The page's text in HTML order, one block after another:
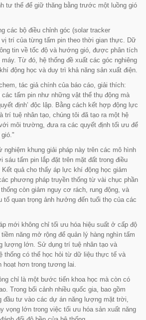
tư thế để giữ thăng bằng trước một luồng gió
các bộ điều chỉnh góc (solar tracker
vị trí của từng tấm pin theo thời gian thực. Dữ
tin về tốc độ và hướng gió, được phân tích
Từ đó, hệ thống đề xuất các góc nghiêng
động học và duy trì khả năng sản xuất điện.
tác giả chính của báo cáo, giải thích:
các tấm pin như những vật thể thụ động mà
định’ độc lập. Bằng cách kết hợp động lực
trí tuệ nhân tạo, chúng tôi đã tạo ra một hệ
môi trường, đưa ra các quyết định tối ưu để
nghiệm khung giải pháp này trên các mô hình
sáu tấm pin lắp đặt trên mặt đất trong điều
quả cho thấy áp lực khí động học giảm
phương pháp truyền thống từ vài chục phần
còn giảm nguy cơ rách, rung động, và
tố quan trọng ảnh hưởng đến tuổi thọ của các
mới không chỉ tối ưu hóa hiệu suất ở cấp độ
năng mở rộng để quản lý hàng nghìn tấm
lượng lớn. Sử dụng trí tuệ nhân tạo và
thống có thể học hỏi từ dữ liệu thực tế và
hoạt hơn trong tương lai.
chỉ là một bước tiến khoa học mà còn có
Trong bối cảnh nhiều quốc gia, bao gồm
đầu tư vào các dự án năng lượng mặt trời,
vọng lớn trong việc tối ưu hóa sản xuất năng